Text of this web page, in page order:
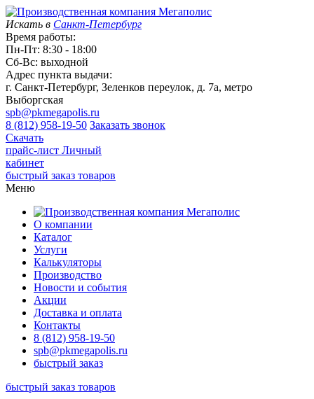
Искать в Санкт-Петербург
Время работы:
Пн-Пт: 8:30 - 18:00
Сб-Вс: выходной
Адрес пункта выдачи:
г. Санкт-Петербург, Зеленков переулок, д. 7а, метро
Выборгская
spb@pkmegapolis.ru
8 (812) 958-19-50 Заказать звонок
Скачать
прайс-лист Личный
кабинет
быстрый заказ товаров
Меню
О компании
Каталог
Услуги
Калькуляторы
Производство
Новости и события
Акции
Доставка и оплата
Контакты
8 (812) 958-19-50
spb@pkmegapolis.ru
быстрый заказ
быстрый заказ товаров